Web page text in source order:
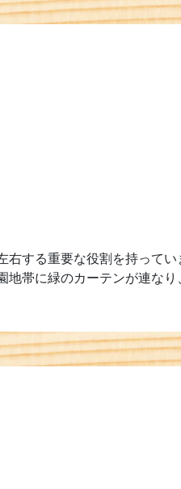
する重要な役割を持って
帯に緑のカーテンが連なり